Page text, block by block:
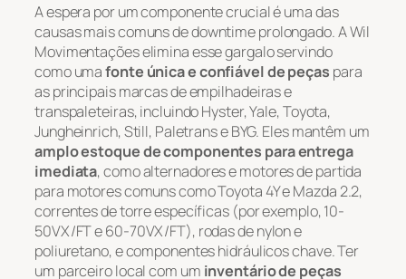
A espera por um componente crucial é uma das
causas mais comuns dedowntimeprolongado. A Wil
Movimentações elimina esse gargalo servindo
como umafonte única e confiável de peças para
as principais marcas de empilhadeiras e
transpaleteiras, incluindo Hyster, Yale, Toyota,
Jungheinrich, Still, Paletrans e BYG. Eles mantêm um
amplo estoque de componentes para entrega
imediata, como alternadores e motores de partida
para motores comuns como Toyota 4Y e Mazda 2.2,
correntes de torre específicas (por exemplo, 10-
50VX/FT e 60-70VX/FT), rodas de nylon e
poliuretano, e componentes hidráulicos chave. Ter
um parceiro local com um inventário de peças